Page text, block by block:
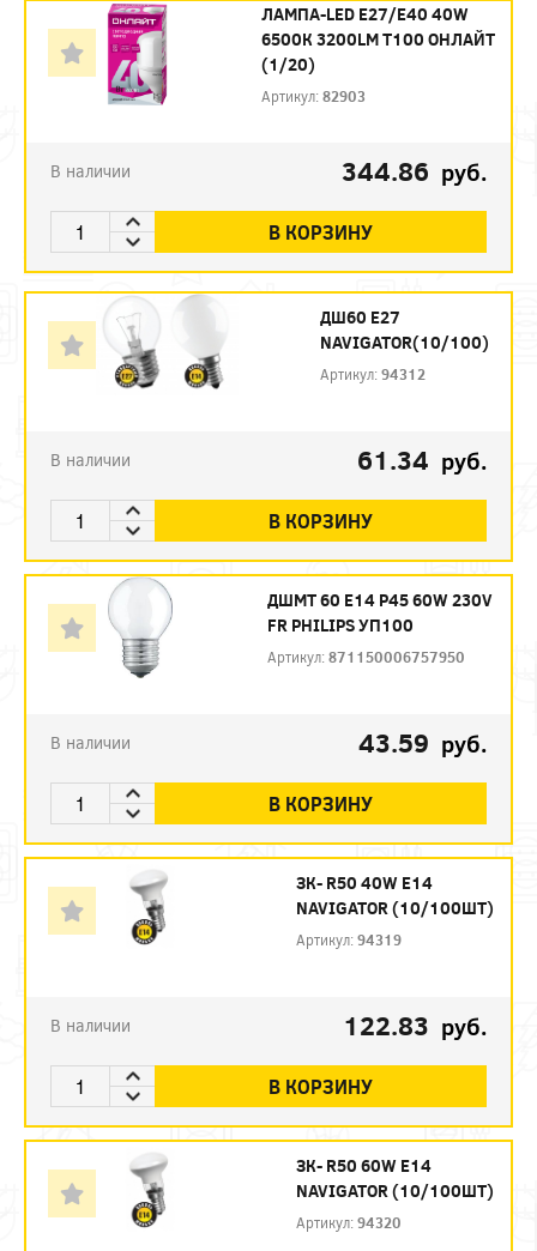
ЛАМПА-LED E27/E40 40W
6500К 3200LM T100 ОНЛАЙТ
(1/20)
Артикул:82903
В наличии 344.86 руб.
В КОРЗИНУ
ДШ60 Е27
NAVIGATOR(10/100)
Артикул:94312
В наличии 61.34 руб.
В КОРЗИНУ
ДШМТ 60 Е14 P45 60W 230V
FR PHILIPS УП100
Артикул:871150006757950
В наличии 43.59 руб.
В КОРЗИНУ
ЗК- R50 40W E14
NAVIGATOR (10/100ШТ)
Артикул:94319
В наличии 122.83 руб.
В КОРЗИНУ
ЗК- R50 60W E14
NAVIGATOR (10/100ШТ)
Артикул:94320